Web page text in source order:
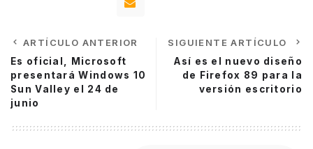
ARTÍCULO ANTERIOR
Es oficial, Microsoft
presentará Windows 10
Sun Valley el 24 de
junio
SIGUIENTE ARTÍCULO
Así es el nuevo diseño
de Firefox 89 para la
versión escritorio